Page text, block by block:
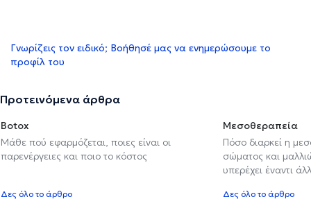
Γνωρίζεις τον ειδικό; Βοήθησέ μας να ενημερώσουμε το
προφίλ του
Προτεινόμενα άρθρα
Botox
Μάθε πού εφαρμόζεται, ποιες είναι οι
παρενέργειες και ποιο το κόστος
Δες όλο το άρθρο
Μεσοθεραπεία
Πόσο διαρκεί η
σώματος και
υπερέχει έναντι
Δες όλο το άρθρο